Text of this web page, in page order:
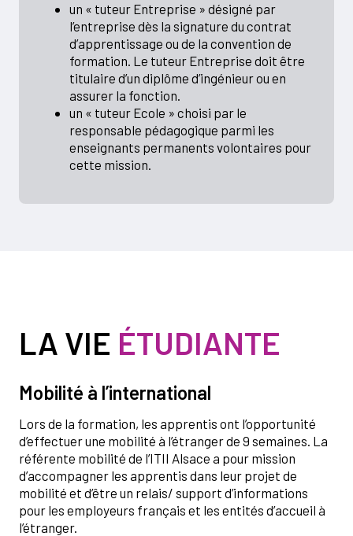
un « tuteur Entreprise » désigné par
l’entreprise dès la signature du contrat
d’apprentissage ou de la convention de
formation. Le tuteur Entreprise doit être
titulaire d’un diplôme d’ingénieur ou en
assurer la fonction.
un « tuteur Ecole » choisi par le
responsable pédagogique parmi les
enseignants permanents volontaires pour
cette mission.
LA VIE ÉTUDIANTE
Mobilité à l’international
Lors de la formation, les apprentis ont l’opportunité
d’effectuer une mobilité à l’étranger de 9 semaines. La
référente mobilité de l’ITII Alsace a pour mission
d’accompagner les apprentis dans leur projet de
mobilité et d’être un relais/ support d’informations
pour les employeurs français et les entités d’accueil à
l’étranger.